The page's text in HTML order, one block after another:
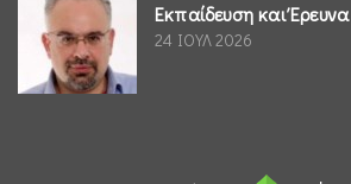
Εκπαίδευση και Έρευνα
24 ΙΟΥΛ 2026